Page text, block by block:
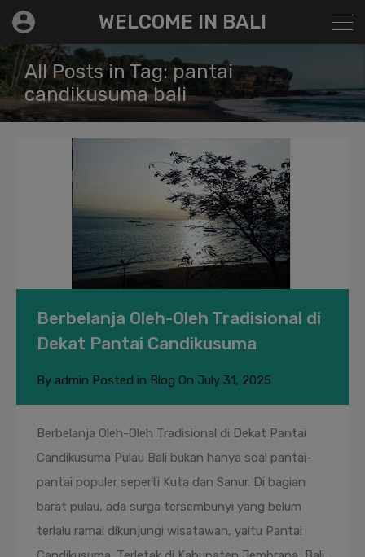
WELCOME IN BALI
All Posts in Tag: pantai
candikusuma bali
Berbelanja Oleh-Oleh Tradisional di
Dekat Pantai Candikusuma
By admin Posted in Blog On July 31, 2025
Berbelanja Oleh-Oleh Tradisional di Dekat Pantai
Candikusuma Pulau Bali bukan hanya soal pantai-
pantai populer seperti Kuta dan Sanur. Di bagian
barat pulau, ada surga tersembunyi yang belum
terlalu ramai dikunjungi wisatawan, yaitu Pantai